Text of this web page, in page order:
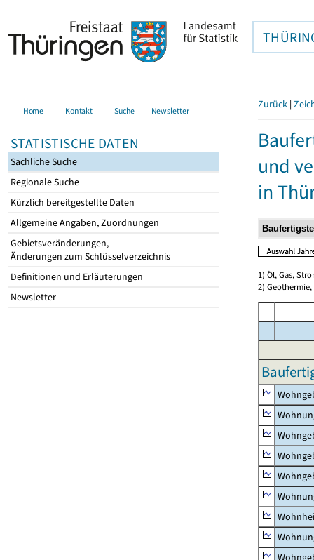
Home Kontakt Suche Newsletter
STATISTISCHE DATEN
Sachliche Suche
Regionale Suche
Kürzlich bereitgestellte Daten
Allgemeine Angaben, Zuordnungen
Gebietsveränderungen,
Änderungen zum Schlüsselverzeichnis
Definitionen und Erläuterungen
Newsletter
Zurück |
und
in
1) Öl, Gas,
2)